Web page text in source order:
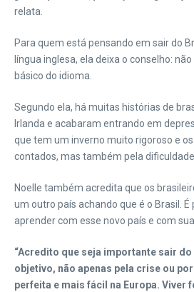
relata.
Para quem está pensando em sair do
língua inglesa, ela deixa o conselho:
básico do idioma.
Segundo ela, há muitas histórias de
Irlanda e acabaram entrando em
que tem um inverno muito rigoroso e
contados, mas também pela
Noelle também acredita que os
um outro país achando que é o Brasil.
aprender com esse novo país e com
“Acredito que seja importante sair
objetivo, não apenas pela crise ou
perfeita e mais fácil na Europa. Viver